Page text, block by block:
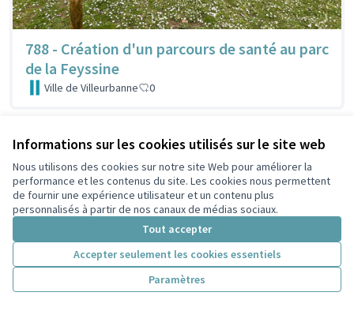
Informations sur les cookies utilisés sur le site web
Nous utilisons des cookies sur notre site Web pour améliorer la
performance et les contenus du site. Les cookies nous permettent
de fournir une expérience utilisateur et un contenu plus
personnalisés à partir de nos canaux de médias sociaux.
Tout accepter
Accepter seulement les cookies essentiels
Paramètres
788 - Création d'un parcours de santé au parc
de la Feyssine
Ville de Villeurbanne 0